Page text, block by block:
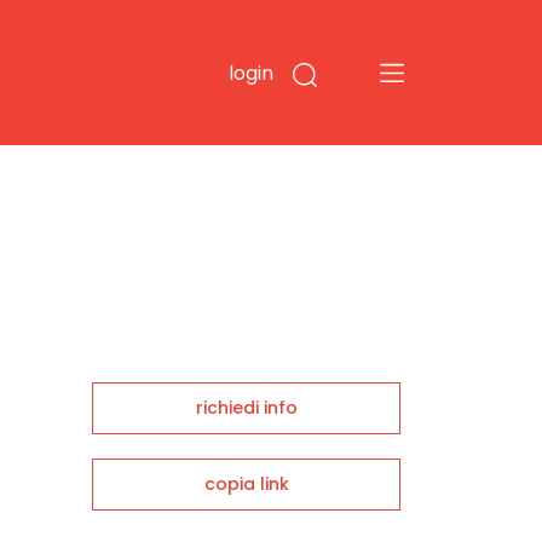
login
richiedi info
copia link